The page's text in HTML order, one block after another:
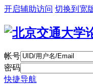
开启辅助访问 切换到宽
帐号
密码
快捷导航